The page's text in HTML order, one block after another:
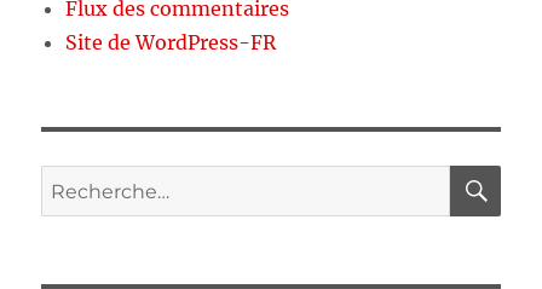
Flux des commentaires
Site de WordPress-FR
Recherche
pour :